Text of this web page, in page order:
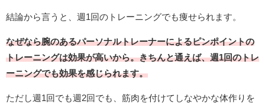
結論から言うと、週1回のトレーニングでも痩せられます。
なぜなら腕のあるパーソナルトレーナーによるピンポイントの
トレーニングは効果が高いから。きちんと通えば、週1回のトレ
ーニングでも効果を感じられます。
ただし週1回でも週2回でも、筋肉を付けてしなやかな体作りを